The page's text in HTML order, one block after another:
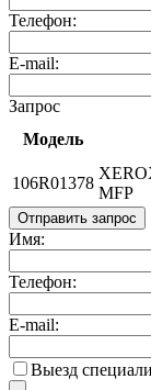
Телефон:
E-mail:
Запрос
Модель
106R01378
MFP
Отправить запрос
Имя:
Телефон:
E-mail:
Выезд